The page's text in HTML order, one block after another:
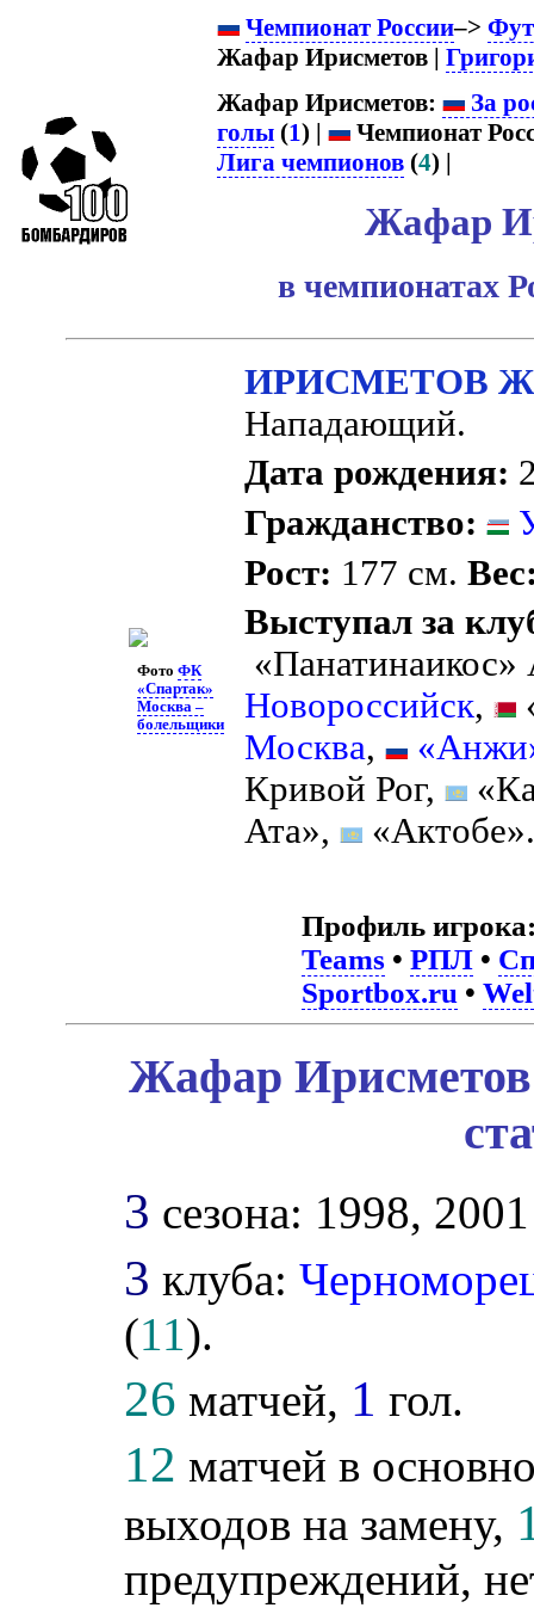
Чемпионат России–>
Жафар Ирисметов |
Жафар Ирисметов:
За
голы (1) |
Чемпионат
Лига чемпионов (4) |
Жафар
в чемпионатах
Фото ФК
«Спартак»
Москва –
болельщики
ИРИСМЕТОВ
Нападающий.
Дата рождения:
Гражданство:
Рост: 177 см.
Выступал за
Новороссийск,
Москва,
Кривой Рог,
Ата»,
Профиль
Teams •РПЛ •
Sportbox.ru •
Жафар Ирисметов
3 сезона: 1998,
3 клуба:
(11).
26 матчей, 1 гол.
12 матчей в
выходов на замену,
предупреждений,